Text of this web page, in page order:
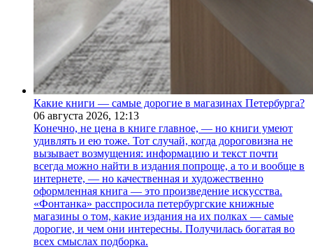
Какие книги — самые дорогие в магазинах Петербурга?
06 августа 2026, 12:13
Конечно, не цена в книге главное, — но книги умеют
удивлять и ею тоже. Тот случай, когда дороговизна не
вызывает возмущения: информацию и текст почти
всегда можно найти в издания попроще, а то и вообще в
интернете, — но качественная и художественно
оформленная книга — это произведение искусства.
«Фонтанка» расспросила петербургские книжные
магазины о том, какие издания на их полках — самые
дорогие, и чем они интересны. Получилась богатая во
всех смыслах подборка.